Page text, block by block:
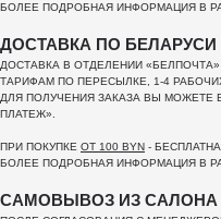
БОЛЕЕ ПОДРОБНАЯ ИНФОРМАЦИЯ В
ДОСТАВКА ПО БЕЛАРУСИ
ДОСТАВКА В ОТДЕЛЕНИИ
ТАРИФАМ ПО ПЕРЕСЫЛКЕ, 1-4
ДЛЯ ПОЛУЧЕНИЯ ЗАКАЗА ВЫ МОЖЕТЕ
ПЛАТЕЖ».
ПРИ ПОКУПКЕ ОТ 100 BYN -
БОЛЕЕ ПОДРОБНАЯ ИНФОРМАЦИЯ В
САМОВЫВОЗ ИЗ САЛОНА